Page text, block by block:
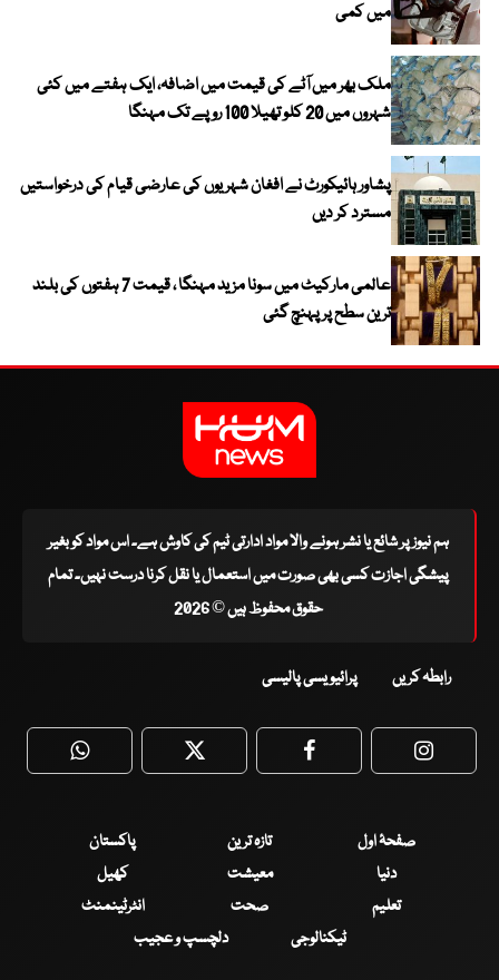
میں کمی
ملک بھر میں آٹے کی قیمت میں اضافہ، ایک ہفتے میں کئی
شہروں میں 20 کلو تھیلا 100 روپے تک مہنگا
پشاور ہائیکورٹ نے افغان شہریوں کی عارضی قیام کی درخواستیں
مسترد کر دیں
عالمی مارکیٹ میں سونا مزید مہنگا ، قیمت 7 ہفتوں کی بلند
ترین سطح پر پہنچ گئی
ہم نیوز پر شائع یا نشر ہونے والا مواد ادارتی ٹیم کی کاوش ہے۔ اس مواد کو بغیر
پیشگی اجازت کسی بھی صورت میں استعمال یا نقل کرنا درست نہیں۔ تمام
حقوق محفوظ ہیں © 2026
رابطہ کریں پرائیویسی پالیسی
WhatsApp Twitter Facebook
صفحۂ اول تازہ ترین
پاکستان
دنیا
معیشت
کھیل
تعلیم
صحت
انٹرٹینمنٹ
ٹیکنالوجی
دلچسپ و عجیب